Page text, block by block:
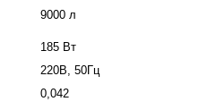
9000 л
185 Вт
220В, 50Гц
0,042